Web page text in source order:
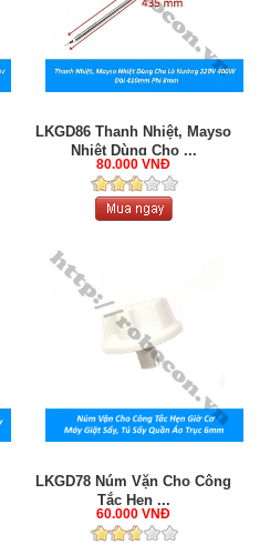
LKGD86 Thanh Nhiệt, Mayso
Nhiệt Dùng Cho ...
80.000 VNĐ
LKGD78 Núm Vặn Cho Công
Tắc Hẹn ...
60.000 VNĐ